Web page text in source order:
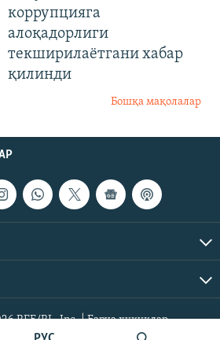
коррупцияга
алоқадорлиги
текширилаётгани хабар
қилинди
Бошқа мақолалар
RFE/RL, Inc. | Барча ҳуқуқлар